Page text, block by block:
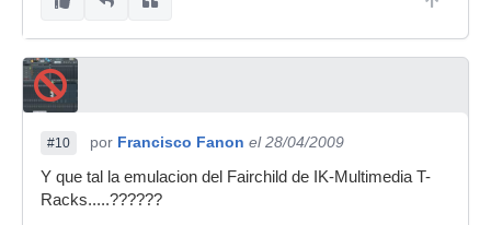
cpu de tu ordenador. Lo que está claro es que
hay plugins que suenan mejor que otros. Y los
de uad suenan bastante bien. ¿Que puedes
suenan igual que los compresores de serie del
Cubase , pues para mi no
#10 por Francisco Fanon el 28/04/2009
Y que tal la emulacion del Fairchild de IK-Multimedia T-
Racks.....??????